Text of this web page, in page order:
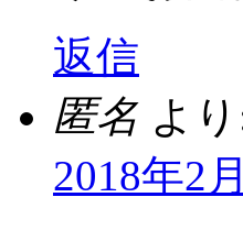
返信
匿名 よ
2018年2